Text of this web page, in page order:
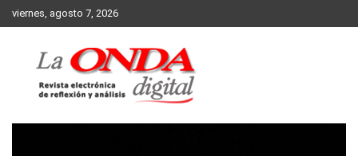
Skip
to
viernes, agosto 7, 2026